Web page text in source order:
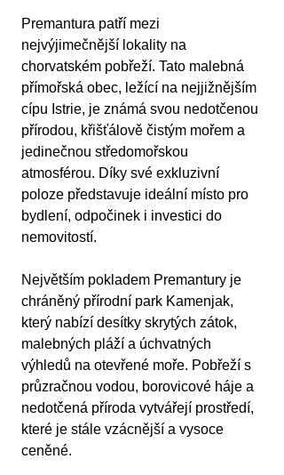
Premantura patří mezi
nejvýjimečnější lokality na
chorvatském pobřeží. Tato malebná
přímořská obec, ležící na nejjižnějším
cípu Istrie, je známá svou nedotčenou
přírodou, křišťálově čistým mořem a
jedinečnou středomořskou
atmosférou. Díky své exkluzivní
poloze představuje ideální místo pro
bydlení, odpočinek i investici do
nemovitostí.
Největším pokladem Premantury je
chráněný přírodní park Kamenjak,
který nabízí desítky skrytých zátok,
malebných pláží a úchvatných
výhledů na otevřené moře. Pobřeží s
průzračnou vodou, borovicové háje a
nedotčená příroda vytvářejí prostředí,
které je stále vzácnější a vysoce
ceněné.